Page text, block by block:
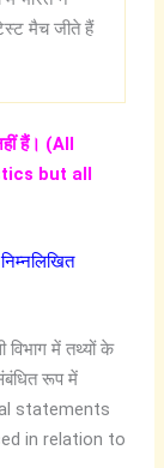
मैच जीते हैं
हैं। (All
but all
में तथ्यों के
रूप में
statements
in relation to